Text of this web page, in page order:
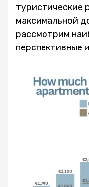
туристические
максимальной
рассмотрим
перспективные